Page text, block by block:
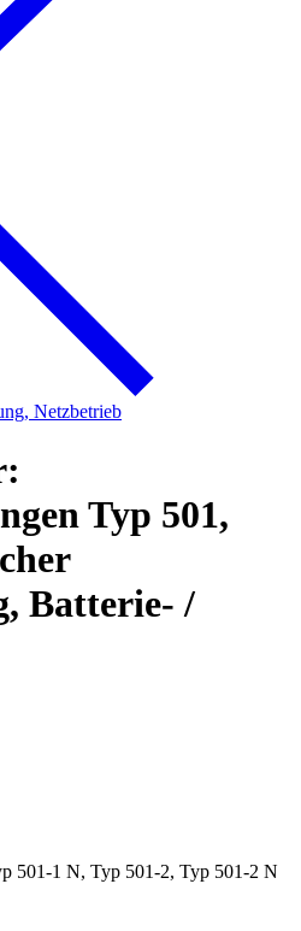
Netzbetrieb
Typ 501,
Batterie- /
501-1 N, Typ 501-2, Typ 501-2 N